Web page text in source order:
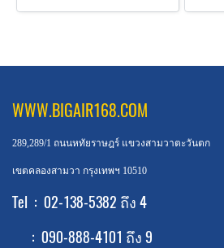
WWW.BIGAIR168.COM
289,289/1 ถนนหทัยราษฎร์ แขวงสามวาตะวันตก
เขตคลองสามวา กรุงเทพฯ 10510
Tel : 02-138-5382 ถึง 4
: 090-888-4101 ถึง 9